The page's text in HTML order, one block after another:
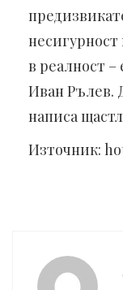
в реалност
Иван Рълев.
написа
Източник: